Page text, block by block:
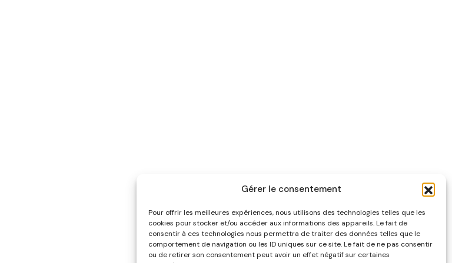
Gérer le consentement
Pour offrir les meilleures expériences, nous utilisons des technologies telles que les
cookies pour stocker et/ou accéder aux informations des appareils. Le fait de
consentir à ces technologies nous permettra de traiter des données telles que le
comportement de navigation ou les ID uniques sur ce site. Le fait de ne pas consentir
ou de retirer son consentement peut avoir un effet négatif sur certaines